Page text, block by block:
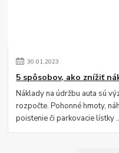
30.01.2023
5 spôsobov, ako znížiť
Náklady na údržbu auta sú
rozpočte. Pohonné hmoty,
poistenie či parkovacie lístky